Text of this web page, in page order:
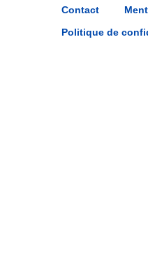
Contact
Politique de